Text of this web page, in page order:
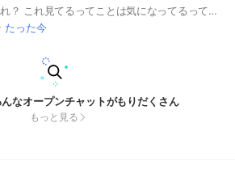
あれ、…あれれ？ これ見てるってことは気になってるってこと？？？？ ここはMECHATU-Aの激激緩緩也~‼️ ルールは特にないしたくさん話そう‼️ 僕と握手‼️‼️‼️‼️ いい事🙆‍♀️ ・同顔 ・派生 ・キャラ崩壊 ・TS ・無言cc、無言抜け ・非公式 ・絵文字 ・ハント‼️（マブハン声ハン沢山しちゃって） ダメなこと🙅‍♀️ ・顔文字🥺 ・荒らし ・喧嘩 ・折 もう基本一人称とか口調あってればなんでも良き💕💕💕 ここまで見たってことは迷ってるよね絶対‼️‼️ 入っちゃう？入ろう 待ってるね…💕 タグ #MECHATU-A #めちゃつえー #2j3j #2434 #🌈🕒 #也 #激緩 #楽しいよ‼️‼️‼️
たった今
なオープンチャットがもりだくさん
もっと見る